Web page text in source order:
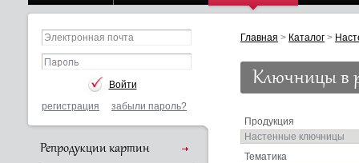
регистрация забыли пароль?
Репродукции картин
Главная > Каталог >
Ключницы в
Продукция
Тематика